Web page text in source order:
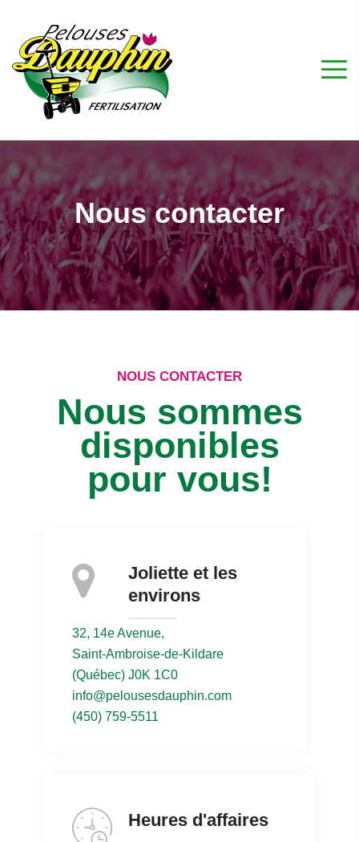
Nous contacter
NOUS CONTACTER
Nous sommes
disponibles
pour vous!
Joliette et les
environs
32, 14e Avenue,
Saint-Ambroise-de-Kildare
(Québec) J0K 1C0
info@pelousesdauphin.com
(450) 759-5511
Heures d'affaires